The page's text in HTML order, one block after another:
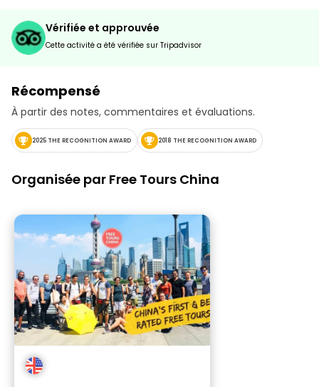
Vérifiée et approuvée
Cette activité a été vérifiée sur Tripadvisor
Récompensé
À partir des notes, commentaires et évaluations.
2025 THE RECOGNITION AWARD 2018 THE RECOGNITION AWARD
Organisée par Free Tours China